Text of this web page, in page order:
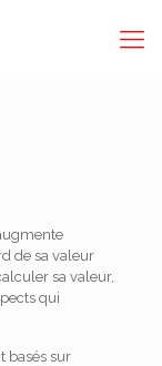
de sa valeur
sa valeur,
qui
basés sur